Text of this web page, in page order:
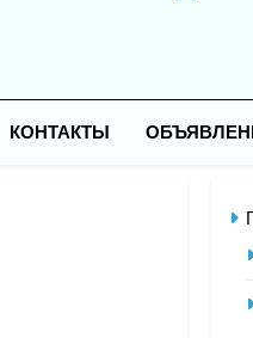
КОНТАКТЫ